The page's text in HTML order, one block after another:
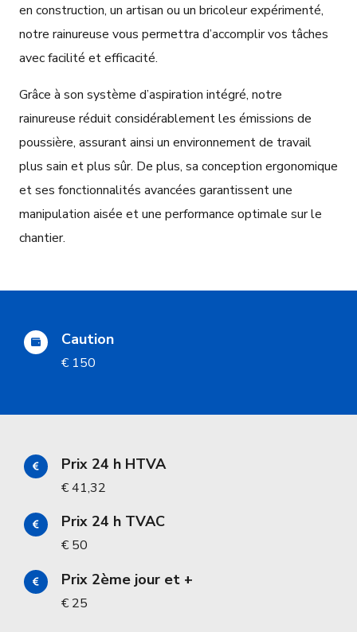
en construction, un artisan ou un bricoleur expérimenté,
notre rainureuse vous permettra d’accomplir vos tâches
avec facilité et efficacité.
Grâce à son système d’aspiration intégré, notre
rainureuse réduit considérablement les émissions de
poussière, assurant ainsi un environnement de travail
plus sain et plus sûr. De plus, sa conception ergonomique
et ses fonctionnalités avancées garantissent une
manipulation aisée et une performance optimale sur le
chantier.
Caution
€ 150
Prix 24 h HTVA
€ 41,32
Prix 24 h TVAC
€ 50
Prix 2ème jour et +
€ 25